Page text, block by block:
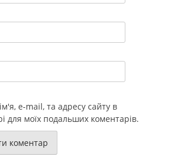
e-mail, та адресу сайту в
для моїх подальших коментарів.